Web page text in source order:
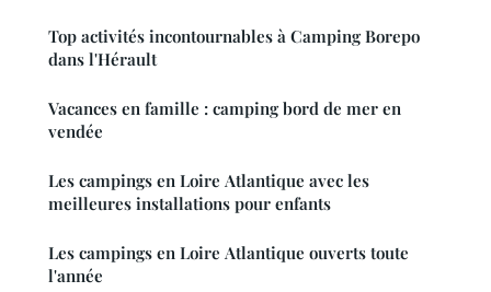
Top activités incontournables à Camping Borepo
dans l'Hérault
Vacances en famille : camping bord de mer en
vendée
Les campings en Loire Atlantique avec les
meilleures installations pour enfants
Les campings en Loire Atlantique ouverts toute
l'année